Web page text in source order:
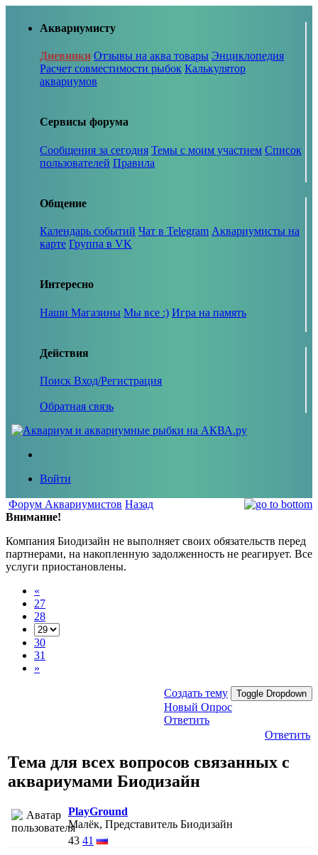
Аквариумисту
Дневники Отзывы на аква товары Энциклопедия
Расчет совместимости рыбок Калькулятор
аквариумов
Сервисы форума
Сообщения за сегодня Темы с моим участием Список
пользователей Правила
Общение
Календарь событий Чат в Telegram Аквариумисты на
карте Группа в VK
Интересно
Наши Магазины Мы все :) Игра на память
Действия
Поиск Вход/Регистрация
Обратная связь
Войти
Форум Аквариумистов Назад
Внимание!
Компания Биодизайн не выполняет своих обязательств перед
партнерами, на накопленную задолженность не реагирует. Все
услуги приостановлены.
«
27
28
30
31
»
Создать тему Toggle Dropdown
Новый Опрос
Ответить
Ответить
Тема для всех вопросов связанных с
аквариумами Биодизайн
PlayGround
Малёк, Представитель Биодизайн
43 41